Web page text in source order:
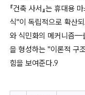
『건축 사서』는 휴대용
식"이 독립적으로 확산
와 식민화의 메커니즘—
을 형성하는 "이론적
힘을 보여준다.9